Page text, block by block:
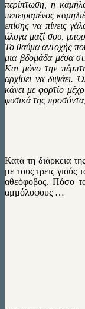
περίπτωση, η
πεπειραμένος
επίσης να πίνεις
άλογα μαζί σου,
Το θαύμα αντοχής
μια βδομάδα μέσα
Και μόνο την
αρχίσει να διψάει.
κάνει με φορτίο
φυσικά της
Κατά τη διάρκεια
με τους τρεις γιούς
αθεόφοβος. Πόσο
αμμόλοφους …